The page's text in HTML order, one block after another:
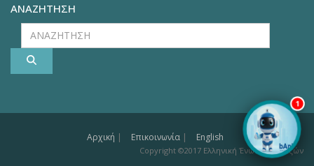
1
ΑΝΑΖΗΤΗΣΗ
ΑΝΑΖΗΤΗΣΗ
Αρχική | Επικοινωνία | English
Copyright ©2017 Ελληνική Ένωση Τραπεζών